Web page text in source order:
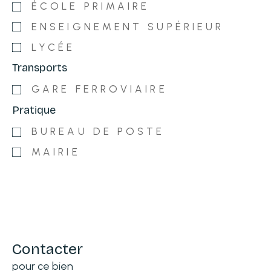
ÉCOLE PRIMAIRE
ENSEIGNEMENT SUPÉRIEUR
LYCÉE
Transports
GARE FERROVIAIRE
Pratique
BUREAU DE POSTE
MAIRIE
Contacter
pour ce bien